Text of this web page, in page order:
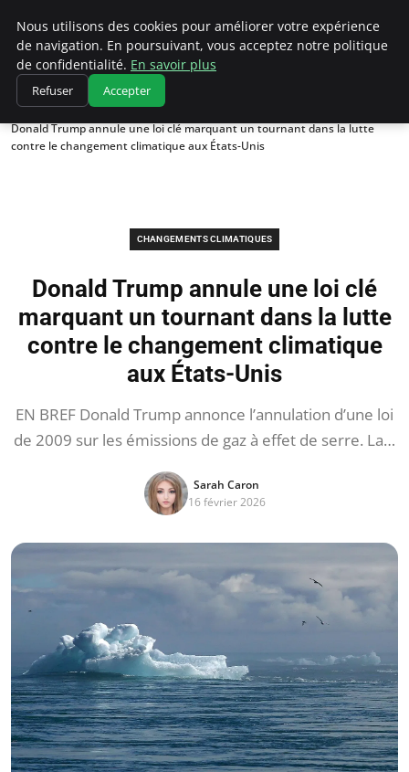
Climatedebtagents
Accueil
Changements climatiques
Donald Trump annule une loi clé marquant un tournant dans la lutte
contre le changement climatique aux États-Unis
CHANGEMENTS CLIMATIQUES
Donald Trump annule une loi clé
marquant un tournant dans la lutte
contre le changement climatique
aux États-Unis
EN BREF Donald Trump annonce l’annulation d’une loi
de 2009 sur les émissions de gaz à effet de serre. La…
Sarah Caron
16 février 2026
Nous utilisons des cookies pour améliorer votre expérience
de navigation. En poursuivant, vous acceptez notre politique
de confidentialité. En savoir plus
Refuser Accepter